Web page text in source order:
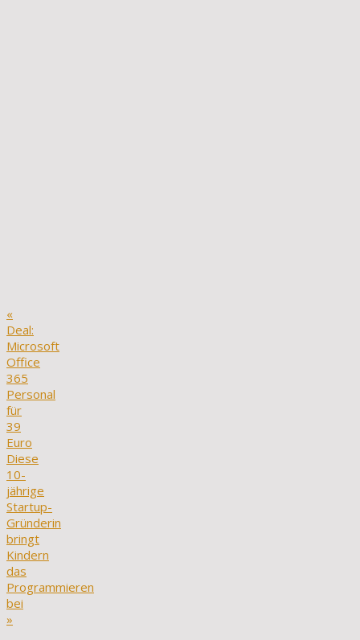
«
Deal:
Microsoft
Office
365
Personal
für
39
Euro
Diese
10-
jährige
Startup-
Gründerin
bringt
Kindern
das
Programmieren
bei
»